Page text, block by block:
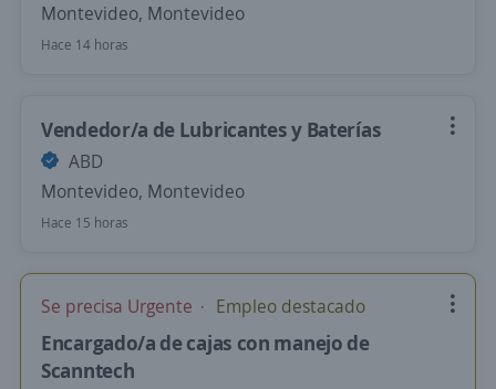
Montevideo, Montevideo
Hace 14 horas
Vendedor/a de Lubricantes y Baterías
ABD
Montevideo, Montevideo
Hace 15 horas
Se precisa Urgente Empleo destacado
Encargado/a de cajas con manejo de
Scanntech